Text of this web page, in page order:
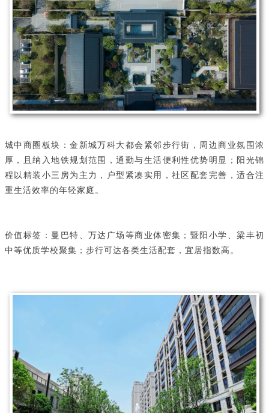
城中商圈板块：金新城万科大都会紧邻步行街，周边商业氛围浓
厚，且纳入地铁规划范围，通勤与生活便利性优势明显；阳光锦
程以精装小三房为主力，户型紧凑实用，社区配套完善，适合注
重生活效率的年轻家庭。
价值标签：曼巴特、万达广场等商业体密集；暨阳小学、梁丰初
中等优质学校聚集；步行可达各类生活配套，宜居指数高。